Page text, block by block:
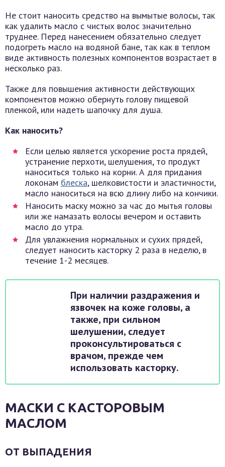
Не стоит наносить средство на вымытые волосы, так
как удалить масло с чистых волос значительно
труднее. Перед нанесением обязательно следует
подогреть масло на водяной бане, так как в теплом
виде активность полезных компонентов возрастает в
несколько раз.
Также для повышения активности действующих
компонентов можно обернуть голову пищевой
пленкой, или надеть шапочку для душа.
Как наносить?
Если целью является ускорение роста прядей,
устранение перхоти, шелушения, то продукт
наноситься только на корни. А для придания
локонам блеска, шелковистости и эластичности,
масло наноситься на всю длину либо на кончики.
Наносить маску можно за час до мытья головы
или же намазать волосы вечером и оставить
масло до утра.
Для увлажнения нормальных и сухих прядей,
следует наносить касторку 2 раза в неделю, в
течение 1-2 месяцев.
При наличии раздражения и
язвочек на коже головы, а
также, при сильном
шелушении, следует
проконсультироваться с
врачом, прежде чем
использовать касторку.
МАСКИ С КАСТОРОВЫМ
МАСЛОМ
ОТ ВЫПАДЕНИЯ